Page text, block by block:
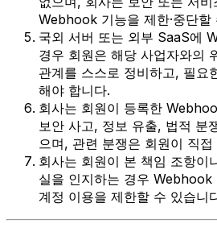
Webhook 기능을 제한·중단할
국외 서버 또는 외부 SaaS에
경우 회원은 해당 사업자와의
관계를 스스로 정비하고, 필요
해야 합니다.
회사는 회원이 등록한
보안 사고, 정보 유출, 법적 분
으며, 관련 분쟁은 회원이 직
회사는 회원이 본 책임 조항이
실을 인지하는 경우 Webhook
계정 이용을 제한할 수 있습니